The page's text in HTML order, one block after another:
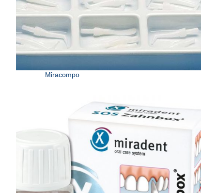
Miracompo